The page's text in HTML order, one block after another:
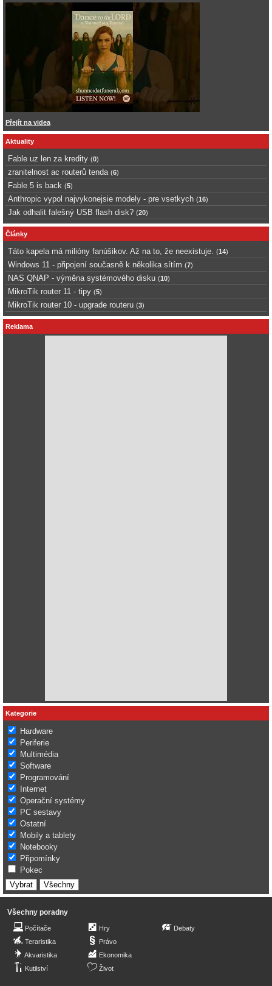
Přejít na videa
Aktuality
Fable uz len za kredity (0)
zranitelnost ac routerů tenda (6)
Fable 5 is back (5)
Anthropic vypol najvykonejsie modely - pre vsetkych (16)
Jak odhalit falešný USB flash disk? (20)
Články
Táto kapela má milióny fanúšikov. Až na to, že neexistuje. (14)
Windows 11 - připojení současně k několika sítím (7)
NAS QNAP - výměna systémového disku (10)
MikroTik router 11 - tipy (5)
MikroTik router 10 - upgrade routeru (3)
Reklama
Kategorie
Hardware
Periferie
Multimédia
Software
Programování
Internet
Operační systémy
PC sestavy
Ostatní
Mobily a tablety
Notebooky
Připomínky
Pokec
Všechny poradny
Počítače
Teraristika
Akvaristika
Kutilství
Hry
Právo
Ekonomika
Život
Debaty